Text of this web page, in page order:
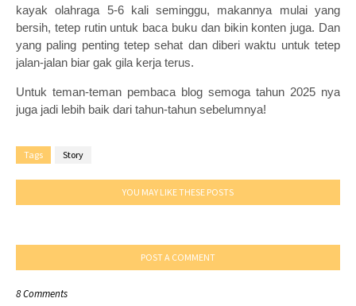
kayak olahraga 5-6 kali seminggu, makannya mulai yang
bersih, tetep rutin untuk baca buku dan bikin konten juga. Dan
yang paling penting tetep sehat dan diberi waktu untuk tetep
jalan-jalan biar gak gila kerja terus.
Untuk teman-teman pembaca blog semoga tahun 2025 nya
juga jadi lebih baik dari tahun-tahun sebelumnya!
Tags Story
YOU MAY LIKE THESE POSTS
POST A COMMENT
8 Comments